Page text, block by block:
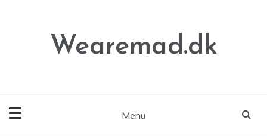
Wearemad.dk
Menu